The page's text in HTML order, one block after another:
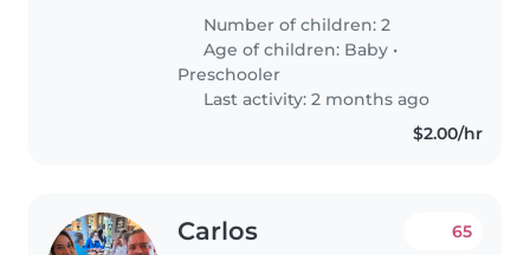
que a veces pueda cuidar a los
niños los fines de semana.
Preferiblemente una niñera con..
Number of children: 2
Age of children: Baby •
Preschooler
Last activity: 2 months ago
$2.00/hr
Carlos 65